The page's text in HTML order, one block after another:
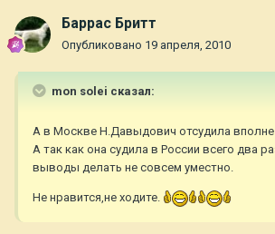
Баррас Бритт
Опубликовано 19 апреля, 2010
mon solei сказал:
А в Москве Н.Давыдович отсудила вполне
А так как она судила в России всего два
выводы делать не совсем уместно.
Не нравится,не ходите.